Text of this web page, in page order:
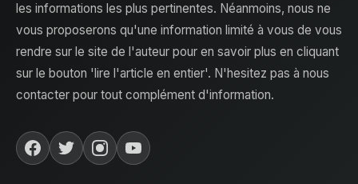
les informations les plus pertinentes. Néanmoins, nous ne
vous proposerons qu'une information limité à vous de vous
rendre sur le site de l'auteur pour en savoir plus en cliquant
sur le bouton 'lire l'article en entier'. N'hesitez pas à nous
contacter pour tout complément d'information.